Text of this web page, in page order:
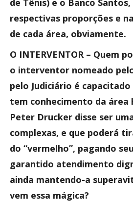
de Tênis) e o Banco
respectivas proporções e
de cada área, obviamente.
O INTERVENTOR – Quem
o interventor nomeado
pelo Judiciário é
tem conhecimento da área
Peter Drucker disse ser
complexas, e que poderá
do “vermelho”, pagando
garantido atendimento
ainda mantendo-a
vem essa mágica?